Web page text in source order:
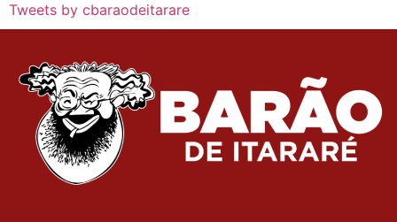
Tweets by cbaraodeitarare